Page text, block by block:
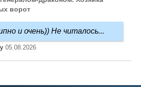
ворот
и очень)) Не читалось...
05.08.2026